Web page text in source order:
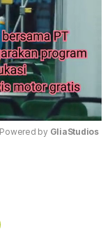
Powered by GliaStudios